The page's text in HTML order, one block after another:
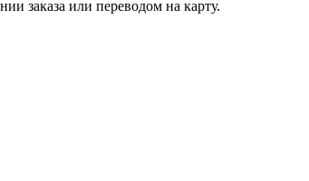
заказа или переводом на карту.